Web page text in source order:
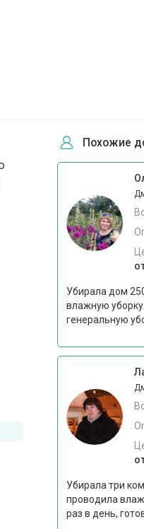
Похожие
Убирала дом
влажную
генеральную
Убирала три
проводила
раз в день,